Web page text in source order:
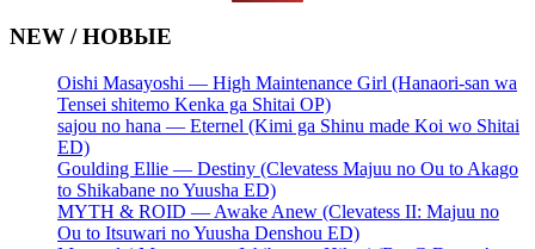
NEW / НОВЫЕ
Oishi Masayoshi — High Maintenance Girl (Hanaori-san wa
Tensei shitemo Kenka ga Shitai OP)
sajou no hana — Eternel (Kimi ga Shinu made Koi wo Shitai
ED)
Goulding Ellie — Destiny (Clevatess Majuu no Ou to Akago
to Shikabane no Yuusha ED)
MYTH & ROID — Awake Anew (Clevatess II: Majuu no
Ou to Itsuwari no Yuusha Denshou ED)